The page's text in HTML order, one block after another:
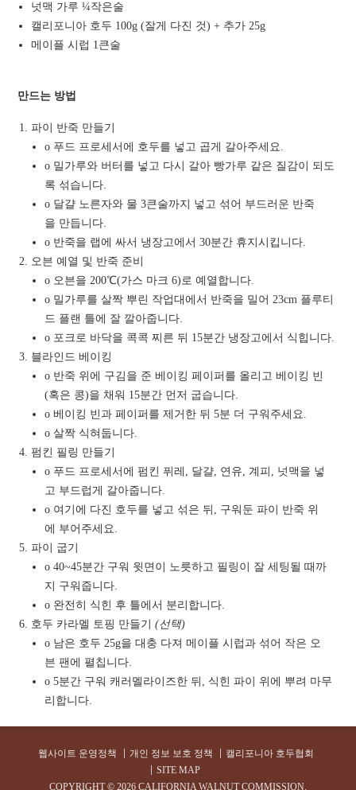
넛맥 가루 ¼작은술
캘리포니아 호두 100g (잘게 다진 것) + 추가 25g
메이플 시럽 1큰술
만드는 방법
파이 반죽 만들기
o 푸드 프로세서에 호두를 넣고 곱게 갈아주세요.
o 밀가루와 버터를 넣고 다시 갈아 빵가루 같은 질감이 되도
록 섞습니다.
o 달걀 노른자와 물 3큰술까지 넣고 섞어 부드러운 반죽
을 만듭니다.
o 반죽을 랩에 싸서 냉장고에서 30분간 휴지시킵니다.
오븐 예열 및 반죽 준비
o 오븐을 200℃(가스 마크 6)로 예열합니다.
o 밀가루를 살짝 뿌린 작업대에서 반죽을 밀어 23cm 플루티
드 플랜 틀에 잘 깔아줍니다.
o 포크로 바닥을 콕콕 찌른 뒤 15분간 냉장고에서 식힙니다.
블라인드 베이킹
o 반죽 위에 구김을 준 베이킹 페이퍼를 올리고 베이킹 빈
(혹은 콩)을 채워 15분간 먼저 굽습니다.
o 베이킹 빈과 페이퍼를 제거한 뒤 5분 더 구워주세요.
o 살짝 식혀둡니다.
펌킨 필링 만들기
o 푸드 프로세서에 펌킨 퓌레, 달걀, 연유, 계피, 넛맥을 넣
고 부드럽게 갈아줍니다.
o 여기에 다진 호두를 넣고 섞은 뒤, 구워둔 파이 반죽 위
에 부어주세요.
파이 굽기
o 40~45분간 구워 윗면이 노릇하고 필링이 잘 세팅될 때까
지 구워줍니다.
o 완전히 식힌 후 틀에서 분리합니다.
호두 카라멜 토핑 만들기(선택)
o 남은 호두 25g을 대충 다져 메이플 시럽과 섞어 작은 오
븐 팬에 펼칩니다.
o 5분간 구워 캐러멜라이즈한 뒤, 식힌 파이 위에 뿌려 마무
리합니다.
웹사이트 운영정책 개인 정보 보호 정책
캘리포니아 호두협회
SITE MAP
COPYRIGHT © 2026 CALIFORNIA WALNUT COMMISSION.